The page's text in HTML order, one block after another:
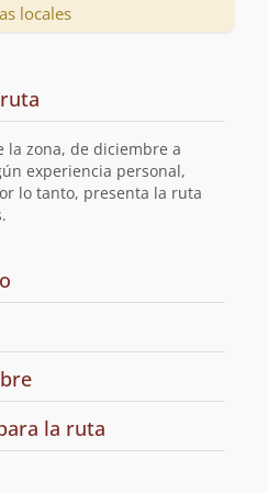
locales
la zona, de diciembre a
experiencia personal,
lo tanto, presenta la ruta
la
la ruta